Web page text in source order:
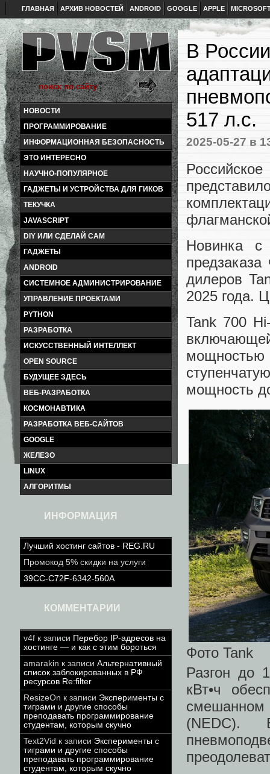
ГЛАВНАЯ АРХИВ НОВОСТЕЙ ANDROID GOOGLE APPLE
НОВОСТИ
ПРОГРАММИРОВАНИЕ
ИНФОРМАЦИОННАЯ БЕЗОПАСНОСТЬ
ЭТО ИНТЕРЕСНО
НАУЧНО-ПОПУЛЯРНОЕ
ГАДЖЕТЫ И УСТРОЙСТВА ДЛЯ ГИКОВ
ТЕКУЧКА
JAVASCRIPT
DIY ИЛИ СДЕЛАЙ САМ
ГАДЖЕТЫ
ANDROID
СИСТЕМНОЕ АДМИНИСТРИРОВАНИЕ
УПРАВЛЕНИЕ ПРОЕКТАМИ
PYTHON
РАЗРАБОТКА
ИСКУССТВЕННЫЙ ИНТЕЛЛЕКТ
OPEN SOURCE
БУДУЩЕЕ ЗДЕСЬ
ВЕБ-РАЗРАБОТКА
КОСМОНАВТИКА
РАЗРАБОТКА ВЕБ-САЙТОВ
GOOGLE
ЖЕЛЕЗО
LINUX
АЛГОРИТМЫ
ИНФОРМАЦИЯ
Лучший хостинг сайтов - REG.RU
Промокод 5% скидки на услуги
39CC-C72F-6342-560A
КОММЕНТАРИИ
v4f к записи Перебор IP-адресов на
хостинге — и как с этим бороться
amarakin к записи Альтернативный
список заблокированных в РФ
ресурсов Re:filter
ResizeOn к записи Эксперименты с
тиграми и другие способы
преподавать программирование
студентам, которым скучно
Text2Vid к записи Эксперименты с
тиграми и другие способы
преподавать программирование
студентам, которым скучно
В
517 л.с.
2025-05-27 в
Новинка с
дилеров
2025 года.
Tank 700
мощность
Фото Tank
Разгон до
кВт•ч
смешанном
(NEDC).